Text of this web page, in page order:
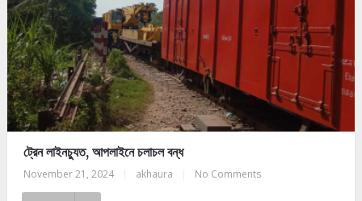
ট্রেন লাইনচ্যুত, আপলাইনে চলাচল বন্ধ
November 21, 2024 akhaura No Comments